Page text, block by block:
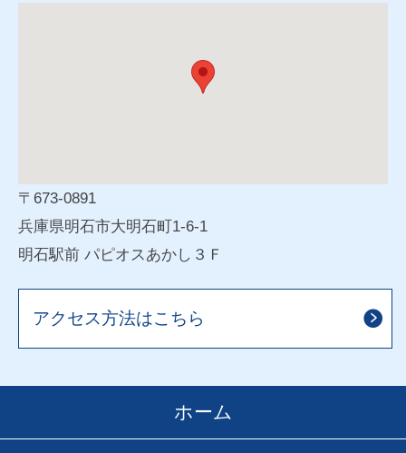
〒673-0891
兵庫県明石市大明石町1-6-1
明石駅前 パピオスあかし３Ｆ
アクセス方法はこちら
ホーム